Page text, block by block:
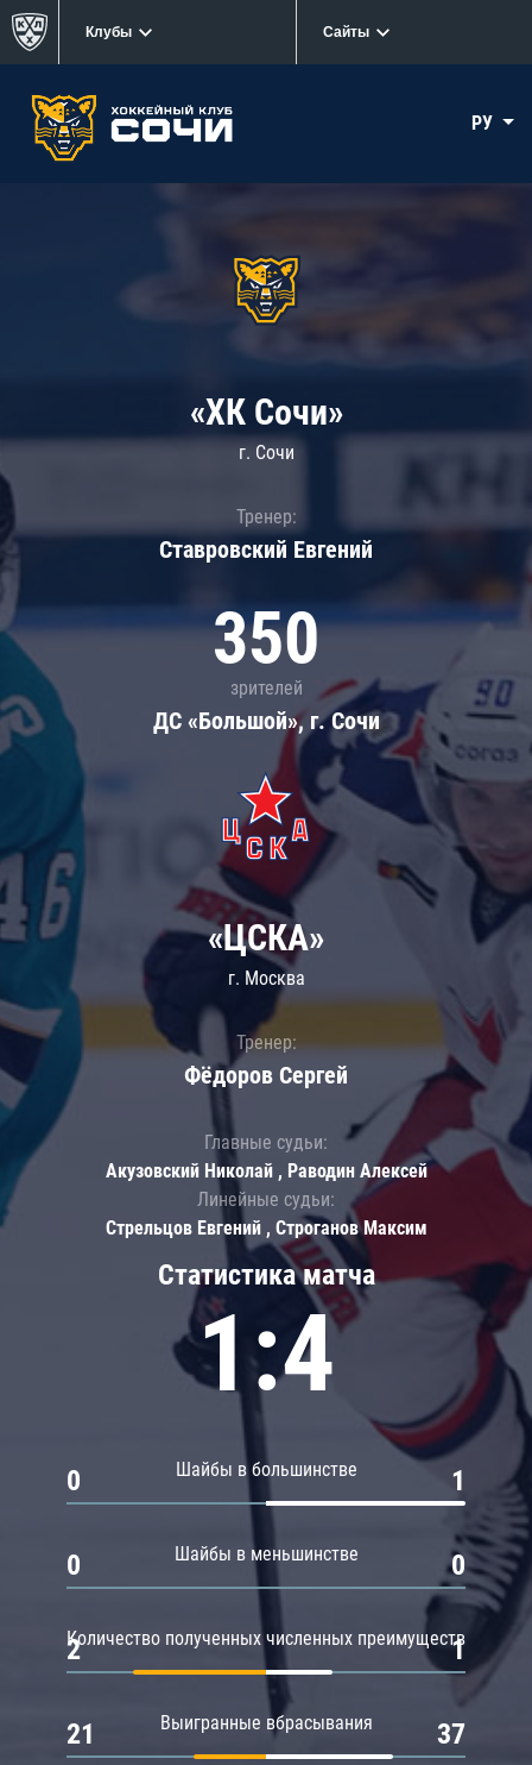
Клубы Сайты
РУ
«ХК Сочи»
г. Сочи
Тренер:
Ставровский Евгений
350
зрителей
ДС «Большой», г. Сочи
Статистика матча
1:4
Шайбы в большинстве
0 1
Шайбы в меньшинстве
0 0
Количество полученных численных преимуществ
2 1
Выигранные вбрасывания
21 37
«ЦСКА»
г. Москва
Тренер:
Фёдоров Сергей
Главные судьи:
Акузовский Николай , Раводин Алексей
Линейные судьи:
Стрельцов Евгений , Строганов Максим